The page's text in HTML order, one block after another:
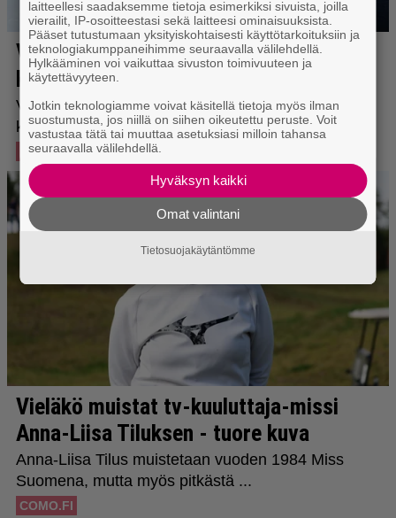
laitteellesi saadaksemme tietoja esimerkiksi sivuista, joilla
vierailit, IP-osoitteestasi sekä laitteesi ominaisuuksista.
Pääset tutustumaan yksityiskohtaisesti käyttötarkoituksiin ja
teknologiakumppaneihimme seuraavalla välilehdellä.
Hylkääminen voi vaikuttaa sivuston toimivuuteen ja
käytettävyyteen.
Jotkin teknologiamme voivat käsitellä tietoja myös ilman
suostumusta, jos niillä on siihen oikeutettu peruste. Voit
vastustaa tätä tai muuttaa asetuksiasi milloin tahansa
seuraavalla välilehdellä.
Hyväksyn kaikki
Omat valintani
Tietosuojakäytäntömme